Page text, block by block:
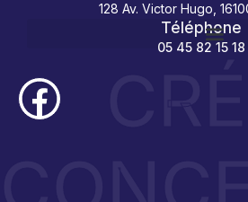
128 Av. Victor Hugo,
Téléphone
05 45 82 15 18